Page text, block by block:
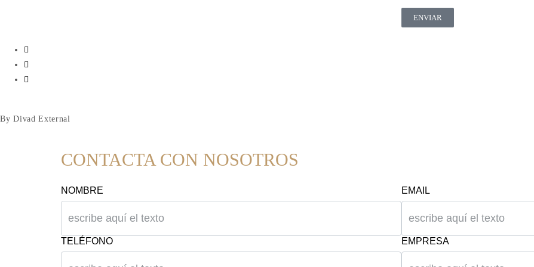
ENVIAR
By Divad External
CONTACTA CON NOSOTROS
NOMBRE EMAIL
TELÉFONO EMPRESA